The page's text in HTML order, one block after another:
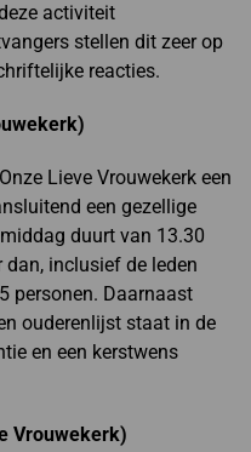
activiteit
stellen dit zeer op
reacties.
Lieve Vrouwekerk een
een gezellige
duurt van 13.30
inclusief de leden
personen. Daarnaast
ouderenlijst staat in de
en een kerstwens
Vrouwekerk)